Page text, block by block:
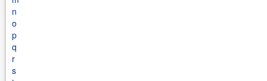
n
o
p
q
r
s